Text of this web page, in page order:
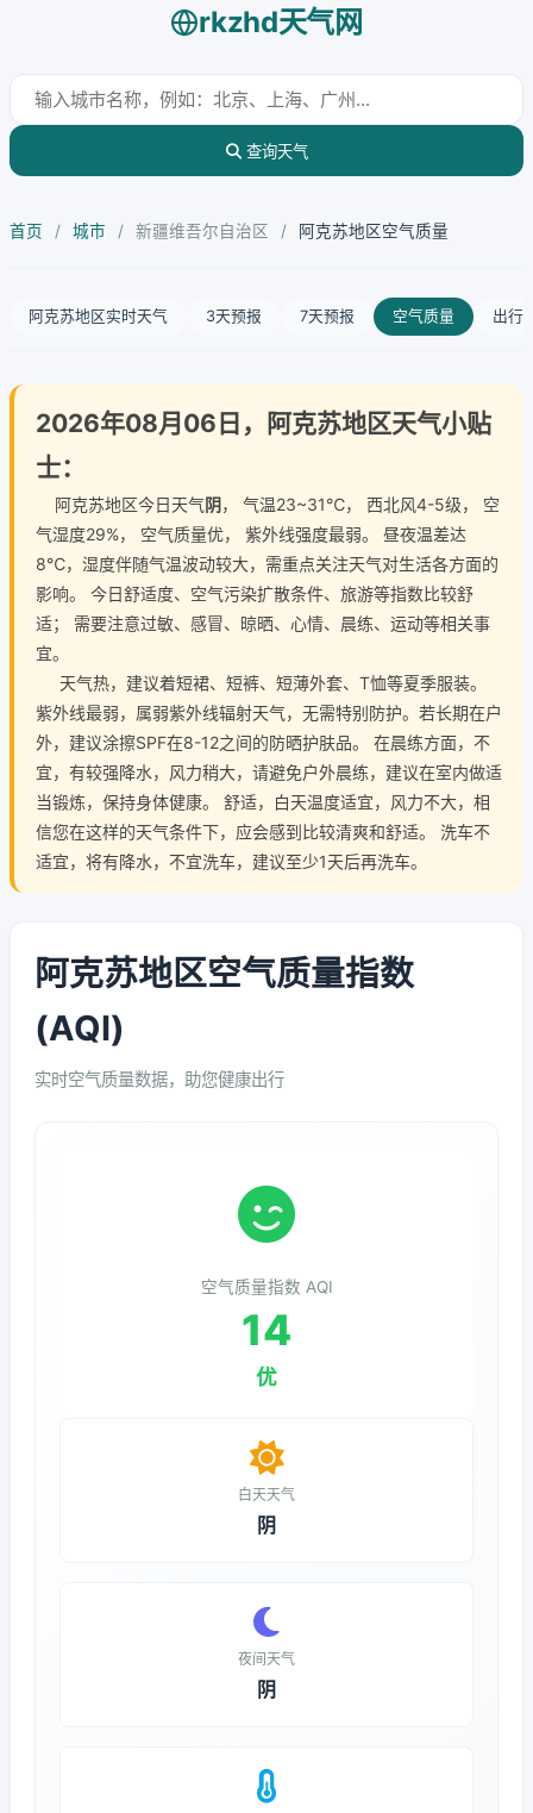
rkzhd天气网
查询天气
首页 / 城市 / 新疆维吾尔自治区 / 阿克苏地区空气质量
阿克苏地区实时天气 3天预报 7天预报 空气质量 出行
2026年08月06日，阿克苏地区天气小贴
士：
阿克苏地区今日天气阴， 气温23~31℃， 西北风4-5级， 空
气湿度29%， 空气质量优， 紫外线强度最弱。 昼夜温差达
8℃，湿度伴随气温波动较大，需重点关注天气对生活各方面的
影响。 今日舒适度、空气污染扩散条件、旅游等指数比较舒
适； 需要注意过敏、感冒、晾晒、心情、晨练、运动等相关事
宜。
天气热，建议着短裙、短裤、短薄外套、T恤等夏季服装。
紫外线最弱，属弱紫外线辐射天气，无需特别防护。若长期在户
外，建议涂擦SPF在8-12之间的防晒护肤品。 在晨练方面，不
宜，有较强降水，风力稍大，请避免户外晨练，建议在室内做适
当锻炼，保持身体健康。 舒适，白天温度适宜，风力不大，相
信您在这样的天气条件下，应会感到比较清爽和舒适。 洗车不
适宜，将有降水，不宜洗车，建议至少1天后再洗车。
阿克苏地区空气质量指数
(AQI)
实时空气质量数据，助您健康出行
空气质量指数 AQI
14
优
白天天气
阴
夜间天气
阴